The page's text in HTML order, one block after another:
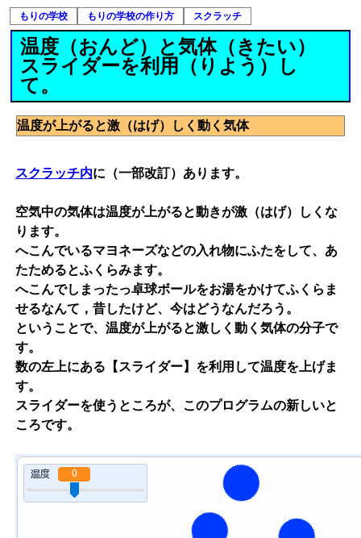
もりの学校 もりの学校の作り方 スクラッチ
温度（おんど）と気体（きたい）
スライダーを利用（りよう）し
て。
温度が上がると激（はげ）しく動く気体
スクラッチ内に（一部改訂）あります。
空気中の気体は温度が上がると動きが激（はげ）しくな
ります。
へこんでいるマヨネーズなどの入れ物にふたをして、あ
たためるとふくらみます。
へこんでしまったっ卓球ボールをお湯をかけてふくらま
せるなんて，昔したけど、今はどうなんだろう。
ということで、温度が上がると激しく動く気体の分子で
す。
数の左上にある【スライダー】を利用して温度を上げま
す。
スライダーを使うところが、このプログラムの新しいと
ころです。